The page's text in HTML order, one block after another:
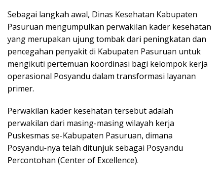
Sebagai langkah awal, Dinas Kesehatan Kabupaten
Pasuruan mengumpulkan perwakilan kader kesehatan
yang merupakan ujung tombak dari peningkatan dan
pencegahan penyakit di Kabupaten Pasuruan untuk
mengikuti pertemuan koordinasi bagi kelompok kerja
operasional Posyandu dalam transformasi layanan
primer.
Perwakilan kader kesehatan tersebut adalah
perwakilan dari masing-masing wilayah kerja
Puskesmas se-Kabupaten Pasuruan, dimana
Posyandu-nya telah ditunjuk sebagai Posyandu
Percontohan (Center of Excellence).